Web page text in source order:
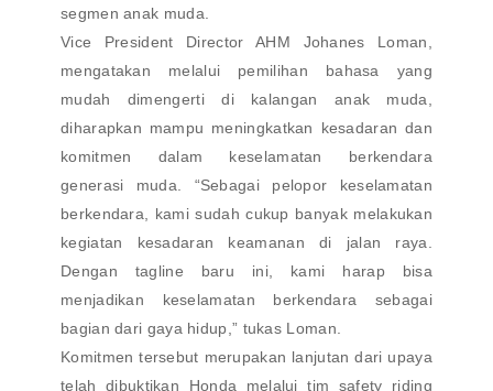
segmen anak muda.
Vice President Director AHM Johanes Loman,
mengatakan melalui pemilihan bahasa yang
mudah dimengerti di kalangan anak muda,
diharapkan mampu meningkatkan kesadaran dan
komitmen dalam keselamatan berkendara
generasi muda. “Sebagai pelopor keselamatan
berkendara, kami sudah cukup banyak melakukan
kegiatan kesadaran keamanan di jalan raya.
Dengan tagline baru ini, kami harap bisa
menjadikan keselamatan berkendara sebagai
bagian dari gaya hidup,” tukas Loman.
Komitmen tersebut merupakan lanjutan dari upaya
telah dibuktikan Honda melalui tim safety riding